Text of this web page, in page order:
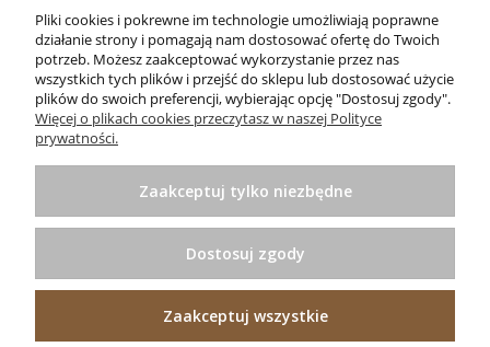
Informacje
Pomoc
Zakupy
Projekt i wykonanie:Ecommercy.pl
Pliki cookies i pokrewne im technologie umożliwiają poprawne
działanie strony i pomagają nam dostosować ofertę do Twoich
potrzeb. Możesz zaakceptować wykorzystanie przez nas
wszystkich tych plików i przejść do sklepu lub dostosować użycie
plików do swoich preferencji, wybierając opcję "Dostosuj zgody".
Więcej o plikach cookies przeczytasz w naszej Polityce
prywatności.
Zaakceptuj tylko niezbędne
Dostosuj zgody
Zaakceptuj wszystkie